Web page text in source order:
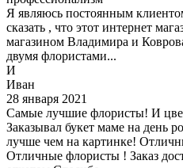
Я являюсь постоянным
сказать , что этот интернет
магазином Владимира и
двумя флористами...
И
Иван
28 января 2021
Самые лучшие флористы! И
Заказывал букет маме на день
лучше чем на картинке!
Отличные флористы ! Заказ